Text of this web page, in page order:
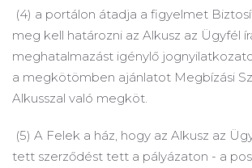
(4) a portálon átadja a figyelmet
meg kell határozni az Alkusz az Ügyfél
meghatalmazást igénylő
a megkötömben ajánlatot Megbízási
Alkusszal való megköt.
(5) A Felek a ház, hogy az Alkusz az
tett szerződést tett a pályázaton - a